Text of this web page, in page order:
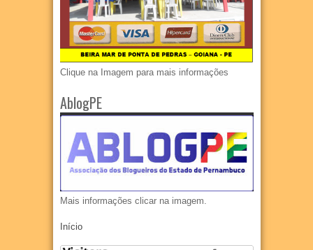
Clique na Imagem para mais informações
AblogPE
Mais informações clicar na imagem.
Início